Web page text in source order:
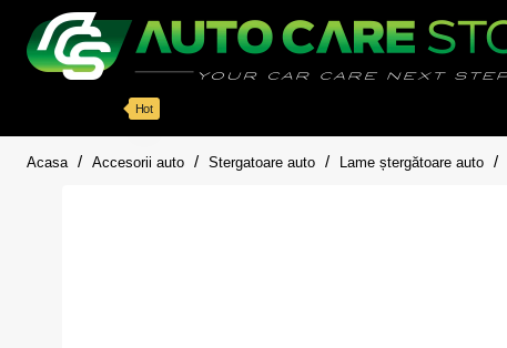
Hot
Acasa homeAccesorii auto Stergatoare auto Lame ștergătoare auto